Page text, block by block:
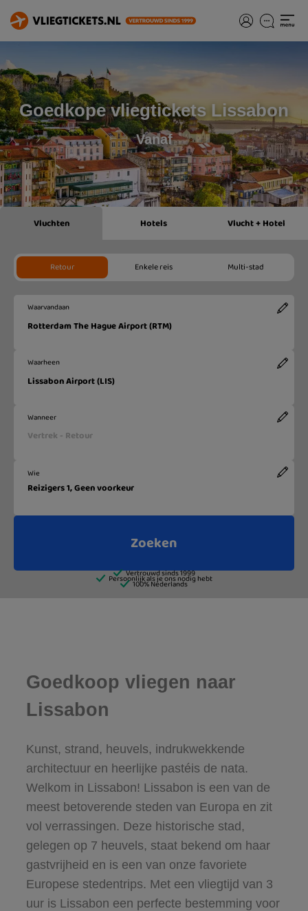
Goedkope vliegtickets Lissabon
Vanaf
Goedkoop vliegen naar
Lissabon
Kunst, strand, heuvels, indrukwekkende
architectuur en heerlijke pastéis de nata.
Welkom in Lissabon! Lissabon is een van de
meest betoverende steden van Europa en zit
vol verrassingen. Deze historische stad,
gelegen op 7 heuvels, staat bekend om haar
gastvrijheid en is een van onze favoriete
Europese stedentrips. Met een vliegtijd van 3
uur is Lissabon een perfecte bestemming voor